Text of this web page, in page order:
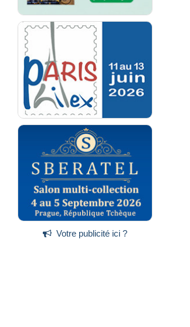
Votre publicité ici ?